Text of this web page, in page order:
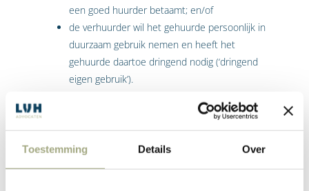
Toestemming Details Over
een goed huurder betaamt; en/of
de verhuurder wil het gehuurde persoonlijk in
duurzaam gebruik nemen en heeft het
gehuurde daartoe dringend nodig (‘dringend
eigen gebruik’).
Additionele opzeggingsgronden na tien jaar:
aanbod tot het aangaan van een nieuwe
huurovereenkomst;